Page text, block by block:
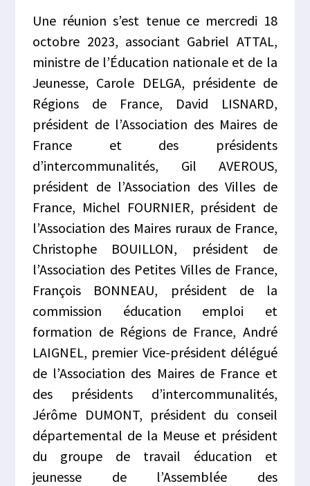
Une réunion s’est tenue ce mercredi 18
octobre 2023, associant Gabriel ATTAL,
ministre de l’Éducation nationale et de la
Jeunesse, Carole DELGA, présidente de
Régions de France, David LISNARD,
président de l’Association des Maires de
France et des présidents
d’intercommunalités, Gil AVEROUS,
président de l’Association des Villes de
France, Michel FOURNIER, président de
l’Association des Maires ruraux de France,
Christophe BOUILLON, président de
l’Association des Petites Villes de France,
François BONNEAU, président de la
commission éducation emploi et
formation de Régions de France, André
LAIGNEL, premier Vice-président délégué
de l’Association des Maires de France et
des présidents d’intercommunalités,
Jérôme DUMONT, président du conseil
départemental de la Meuse et président
du groupe de travail éducation et
jeunesse de l’Assemblée des